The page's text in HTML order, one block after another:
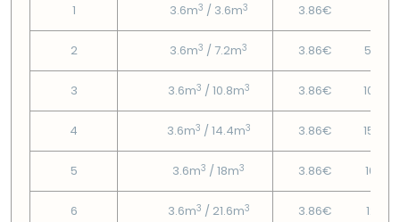
1 3.6m3 / 3.6m3 3.86€
2 3.6m3 / 7.2m3 3.86€ 5.84€
3 3.6m3 / 10.8m3 3.86€ 10.85€
4 3.6m3 / 14.4m3 3.86€ 15.86€
5 3.6m3 / 18m3 3.86€ 10.18€
6 3.6m3 / 21.6m3 3.86€ 12.4€